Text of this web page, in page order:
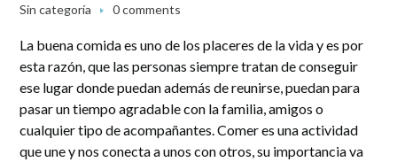
Sin categoría
0 comments
La buena comida es uno de los placeres de la vida y es por
esta razón, que las personas siempre tratan de conseguir
ese lugar donde puedan además de reunirse, puedan para
pasar un tiempo agradable con la familia, amigos o
cualquier tipo de acompañantes. Comer es una actividad
que une y nos conecta a unos con otros, su importancia va